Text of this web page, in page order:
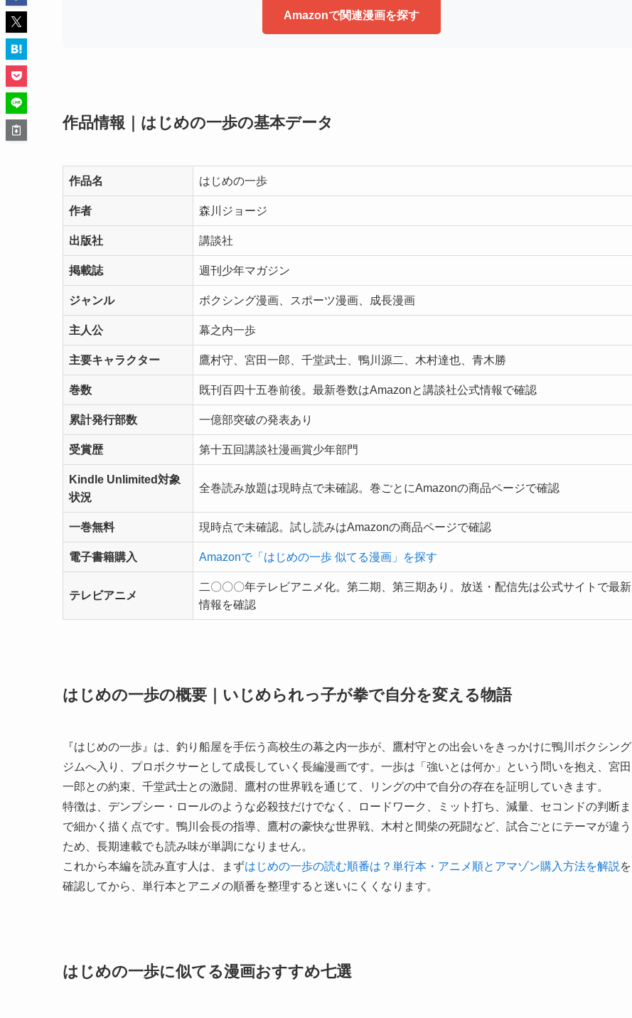
Amazonで関連漫画を探す
作品情報｜はじめの一歩の基本データ
作品名 はじめの一歩
作者 森川ジョージ
出版社 講談社
掲載誌 週刊少年マガジン
ジャンル ボクシング漫画、スポーツ漫画、成長漫画
主人公 幕之内一歩
主要キャラクター 鷹村守、宮田一郎、千堂武士、鴨川源二、木村達也、青木勝
巻数 既刊百四十五巻前後。最新巻数はAmazonと講談社公式情報で確認
累計発行部数 一億部突破の発表あり
受賞歴 第十五回講談社漫画賞少年部門
Kindle Unlimited対象
状況
全巻読み放題は現時点で未確認。巻ごとにAmazonの商品ページで確認
一巻無料 現時点で未確認。試し読みはAmazonの商品ページで確認
電子書籍購入 Amazonで「はじめの一歩 似てる漫画」を探す
テレビアニメ
二〇〇〇年テレビアニメ化。第二期、第三期あり。放送・配信先は公式サイトで最新
情報を確認
はじめの一歩の概要｜いじめられっ子が拳で自分を変える物語
『はじめの一歩』は、釣り船屋を手伝う高校生の幕之内一歩が、鷹村守との出会いをきっかけに鴨川ボクシング
ジムへ入り、プロボクサーとして成長していく長編漫画です。一歩は「強いとは何か」という問いを抱え、宮田
一郎との約束、千堂武士との激闘、鷹村の世界戦を通じて、リングの中で自分の存在を証明していきます。
特徴は、デンプシー・ロールのような必殺技だけでなく、ロードワーク、ミット打ち、減量、セコンドの判断ま
で細かく描く点です。鴨川会長の指導、鷹村の豪快な世界戦、木村と間柴の死闘など、試合ごとにテーマが違う
ため、長期連載でも読み味が単調になりません。
これから本編を読み直す人は、まずはじめの一歩の読む順番は？単行本・アニメ順とアマゾン購入方法を解説を
確認してから、単行本とアニメの順番を整理すると迷いにくくなります。
はじめの一歩に似てる漫画おすすめ七選